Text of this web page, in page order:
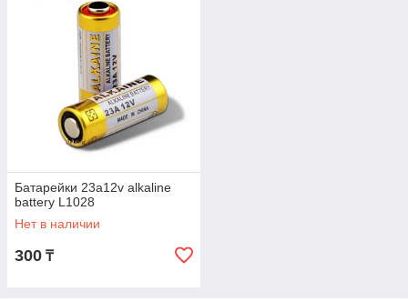
Батарейки 23a12v alkaline
battery L1028
Нет в наличии
300 ₸